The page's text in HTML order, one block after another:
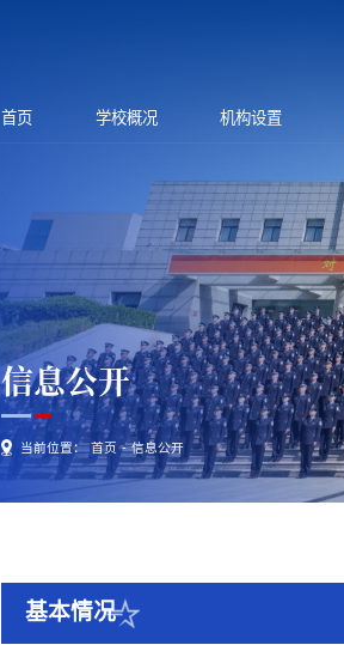
首页 学校概况 机构设置
信息公开
当前位置： 首页 - 信息公开
基本情况